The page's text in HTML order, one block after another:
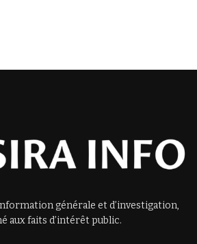
générale et d’investigation,
aux faits d’intérêt public.